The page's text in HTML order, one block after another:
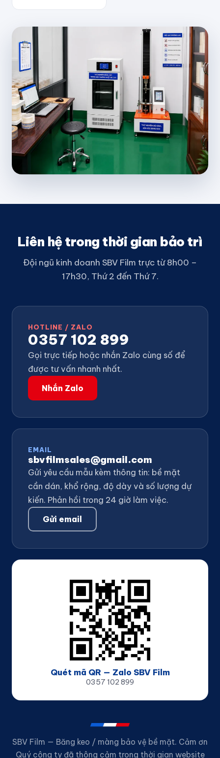
Liên hệ trong thời gian bảo trì
Đội ngũ kinh doanh SBV Film trực từ 8h00 –
17h30, Thứ 2 đến Thứ 7.
HOTLINE / ZALO
0357 102 899
Gọi trực tiếp hoặc nhắn Zalo cùng số để
được tư vấn nhanh nhất.
Nhắn Zalo
EMAIL
sbvfilmsales@gmail.com
Gửi yêu cầu mẫu kèm thông tin: bề mặt
cần dán, khổ rộng, độ dày và số lượng dự
kiến. Phản hồi trong 24 giờ làm việc.
Gửi email
Quét mã QR — Zalo SBV Film
0357 102 899
SBV Film — Băng keo / màng bảo vệ bề mặt. Cảm ơn
Quý công ty đã thông cảm trong thời gian website